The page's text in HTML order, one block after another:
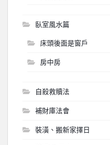
臥室風水篇
床頭後面是窗戶
房中房
自殺救贖法
補財庫法會
裝潢、搬新家擇日